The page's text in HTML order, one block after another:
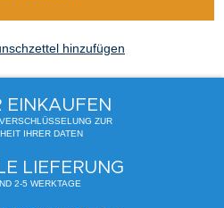
hinzufügen
EINKAUFEN
ZUR
IHRER DATEN
LIEFERUNG
2-5 WERKTAGE